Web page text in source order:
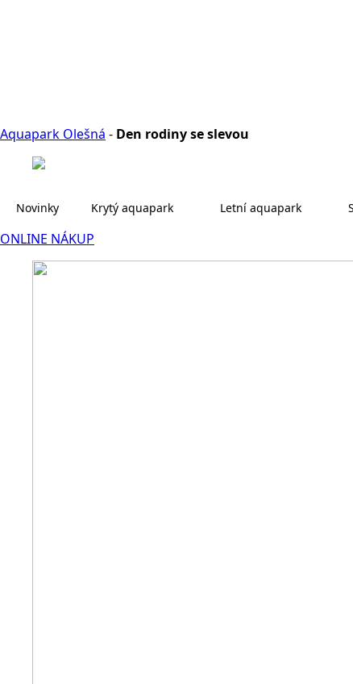
Aquapark Olešná - Den rodiny se slevou
Novinky Krytý aquapark Letní aquapark
ONLINE NÁKUP